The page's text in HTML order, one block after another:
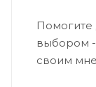
Помогите
выбором -
своим